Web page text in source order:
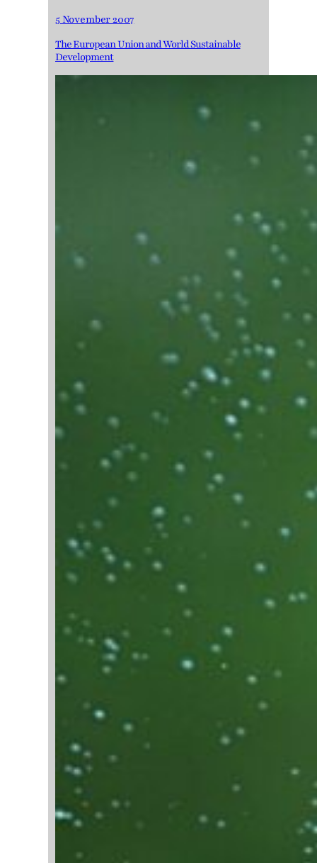
5 November 2007
The European Union and World Sustainable
Development